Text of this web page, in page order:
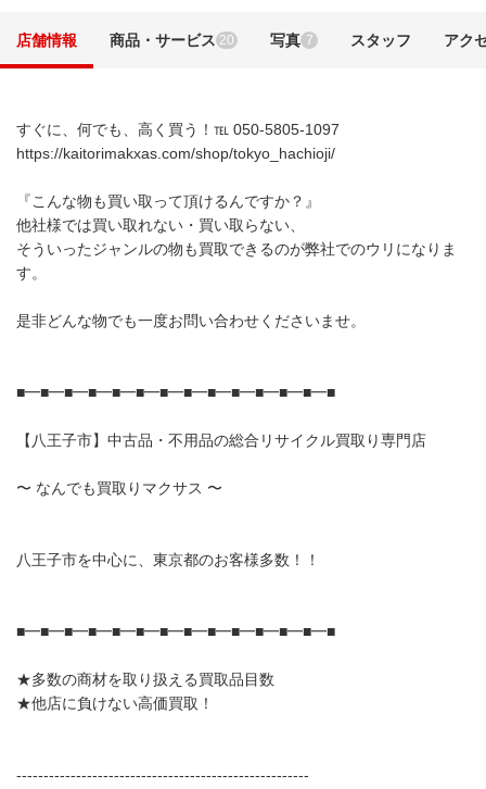
店舗情報 商品・サービス 20 写真 7 スタッフ アク
すぐに、何でも、高く買う！℡ 050-5805-1097
https://kaitorimakxas.com/shop/tokyo_hachioji/
『こんな物も買い取って頂けるんですか？』
他社様では買い取れない・買い取らない、
そういったジャンルの物も買取できるのが弊社でのウリになりま
す。
是非どんな物でも一度お問い合わせくださいませ。
■━■━■━■━■━■━■━■━■━■━■━■━■━■
【八王子市】中古品・不用品の総合リサイクル買取り専門店
〜 なんでも買取りマクサス 〜
八王子市を中心に、東京都のお客様多数！！
■━■━■━■━■━■━■━■━■━■━■━■━■━■
★多数の商材を取り扱える買取品目数
★他店に負けない高価買取！
------------------------------------------------------